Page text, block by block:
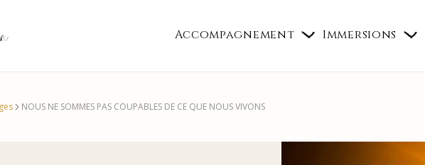
Accompagnement Immersions
NOUS NE SOMMES PAS COUPABLES DE CE QUE NOUS VIVONS